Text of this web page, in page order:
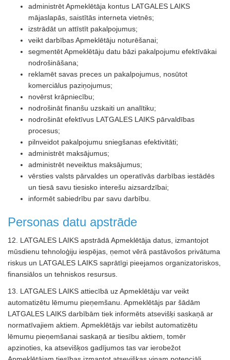
administrēt Apmeklētāja kontus LATGALES LAIKS
mājaslapās, saistītās interneta vietnēs;
izstrādāt un attīstīt pakalpojumus;
veikt darbības Apmeklētāju noturēšanai;
segmentēt Apmeklētāju datu bāzi pakalpojumu efektīvākai
nodrošināšana;
reklamēt savas preces un pakalpojumus, nosūtot
komerciālus paziņojumus;
novērst krāpniecību;
nodrošināt finanšu uzskaiti un analītiku;
nodrošināt efektīvus LATGALES LAIKS pārvaldības
procesus;
pilnveidot pakalpojumu sniegšanas efektivitāti;
administrēt maksājumus;
administrēt neveiktus maksājumus;
vērsties valsts pārvaldes un operatīvās darbības iestādēs
un tiesā savu tiesisko interešu aizsardzībai;
informēt sabiedrību par savu darbību.
Personas datu apstrāde
12. LATGALES LAIKS apstrādā Apmeklētāja datus, izmantojot
mūsdienu tehnoloģiju iespējas, ņemot vērā pastāvošos privātuma
riskus un LATGALES LAIKS saprātīgi pieejamos organizatoriskos,
finansiālos un tehniskos resursus.
13. LATGALES LAIKS attiecībā uz Apmeklētāju var veikt
automatizētu lēmumu pieņemšanu. Apmeklētājs par šādām
LATGALES LAIKS darbībām tiek informēts atsevišķi saskaņā ar
normatīvajiem aktiem. Apmeklētājs var iebilst automatizētu
lēmumu pieņemšanai saskaņā ar tiesību aktiem, tomēr
apzinoties, ka atsevišķos gadījumos tas var ierobežot